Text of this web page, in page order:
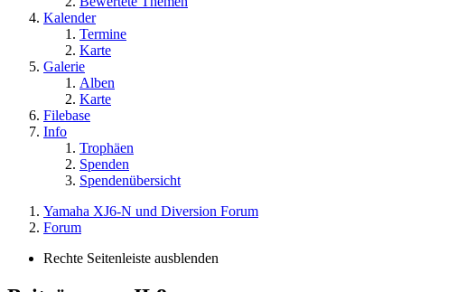
Kalender
Termine
Karte
Galerie
Alben
Karte
Filebase
Info
Trophäen
Spenden
Spendenübersicht
Yamaha XJ6-N und Diversion Forum
Forum
Rechte Seitenleiste ausblenden